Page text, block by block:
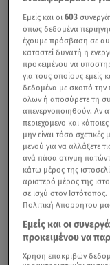
Εμείς και οι603
όπως δεδομένα
έχουμε πρόσβαση σε
καταστεί δυνατή η
προκειμένου να
για τους οποίους εμείς
δεδομένα με σκοπό την
όλων ή αποσύρετε τη
απενεργοποιηθούν. Αν
περιεχόμενο και
μην είναι τόσο
μενού για να αλλάξετε
ανά πάσα στιγμή
κάτω μέρος της
αριστερό μέρος της
σε ισχύ στον Ιστότοπος.
Πολιτική Απορρήτου
Εμείς και οι
προκειμένου να
Χρήση επακριβών